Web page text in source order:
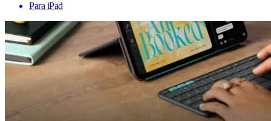
Para iPad